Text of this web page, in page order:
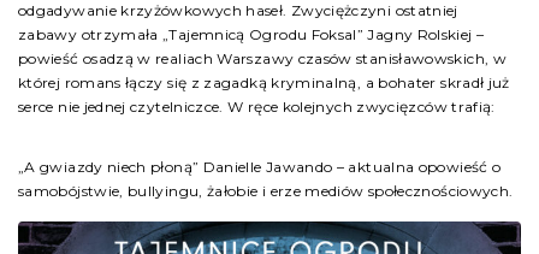
odgadywanie krzyżówkowych haseł. Zwyciężczyni ostatniej
zabawy otrzymała „Tajemnicą Ogrodu Foksal” Jagny Rolskiej –
powieść osadzą w realiach Warszawy czasów stanisławowskich, w
której romans łączy się z zagadką kryminalną, a bohater skradł już
serce nie jednej czytelniczce. W ręce kolejnych zwycięzców trafią:
„A gwiazdy niech płoną” Danielle Jawando – aktualna opowieść o
samobójstwie, bullyingu, żałobie i erze mediów społecznościowych.